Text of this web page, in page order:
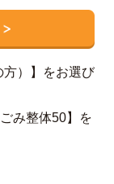
）】をお選び
み整体50】を